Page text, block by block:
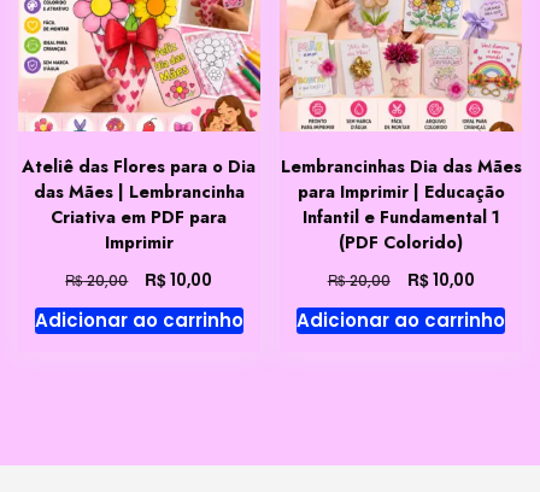
Ateliê das Flores para o Dia
das Mães | Lembrancinha
Criativa em PDF para
Imprimir
R$20,00
preço
original
R$10,00
preço
atual
Adicionar ao carrinho
Lembrancinhas Dia das Mães
para Imprimir | Educação
Infantil e Fundamental 1
(PDF Colorido)
R$20,00
preço
original
R$10,00O
preço
atual
Adicionar ao carrinho